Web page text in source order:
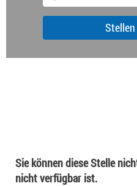
Sie können diese Stelle
nicht verfügbar ist.